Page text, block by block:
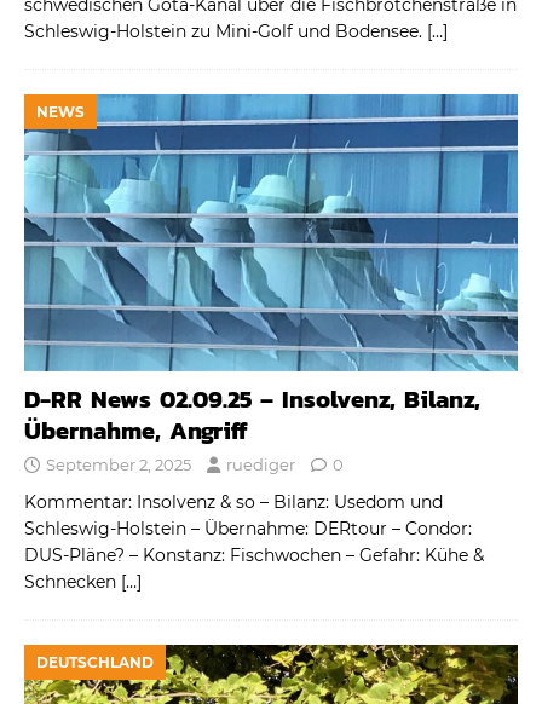
schwedischen Göta-Kanal über die Fischbrötchenstraße in
Schleswig-Holstein zu Mini-Golf und Bodensee. […]
NEWS
D-RR News 02.09.25 – Insolvenz, Bilanz,
Übernahme, Angriff
September 2, 2025 ruediger 0
Kommentar: Insolvenz & so – Bilanz: Usedom und
Schleswig-Holstein – Übernahme: DERtour – Condor:
DUS-Pläne? – Konstanz: Fischwochen – Gefahr: Kühe &
Schnecken […]
DEUTSCHLAND